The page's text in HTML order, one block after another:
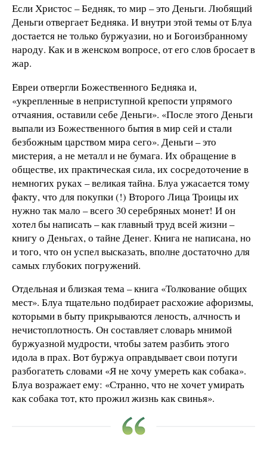
Если Христос – Бедняк, то мир – это Деньги. Любящий
Деньги отвергает Бедняка. И внутри этой темы от Блуа
достается не только буржуазии, но и Богоизбранному
народу. Как и в женском вопросе, от его слов бросает в
жар.
Евреи отвергли Божественного Бедняка и,
«укрепленные в неприступной крепости упрямого
отчаяния, оставили себе Деньги». «После этого Деньги
выпали из Божественного бытия в мир сей и стали
безбожным царством мира сего». Деньги – это
мистерия, а не металл и не бумага. Их обращение в
обществе, их практическая сила, их сосредоточение в
немногих руках – великая тайна. Блуа ужасается тому
факту, что для покупки (!) Второго Лица Троицы их
нужно так мало – всего 30 серебряных монет! И он
хотел бы написать – как главный труд всей жизни –
книгу о Деньгах, о тайне Денег. Книга не написана, но
и того, что он успел высказать, вполне достаточно для
самых глубоких погружений.
Отдельная и близкая тема – книга «Толкование общих
мест». Блуа тщательно подбирает расхожие афоризмы,
которыми в быту прикрываются леность, алчность и
нечистоплотность. Он составляет словарь мнимой
буржуазной мудрости, чтобы затем разбить этого
идола в прах. Вот буржуа оправдывает свои потуги
разбогатеть словами «Я не хочу умереть как собака».
Блуа возражает ему: «Странно, что не хочет умирать
как собака тот, кто прожил жизнь как свинья».